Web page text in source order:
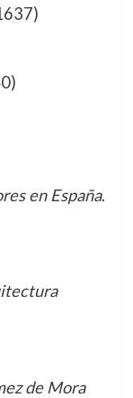
en España.
de Mora